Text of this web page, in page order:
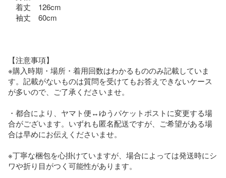
着丈　126cm
袖丈　60cm
【注意事項】
※購入時期・場所・着用回数はわかるもののみ記載していま
す。記載がないものは質問を受けてもお答えできないケース
が多いので、ご了承くださいませ。
・都合により、ヤマト便↔︎ゆうパケットポストに変更する場
合がございます。いずれも匿名配送ですが、ご希望がある場
合は早めにお伝えくださいませ。
※丁寧な梱包を心掛けていますが、場合によっては発送時にシ
ワや折り目がつく可能性があります。